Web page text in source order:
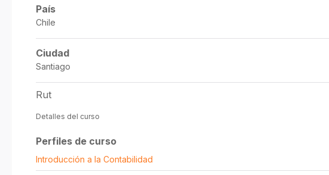
País
Chile
Ciudad
Santiago
Rut
Detalles del curso
Perfiles de curso
Introducción a la Contabilidad